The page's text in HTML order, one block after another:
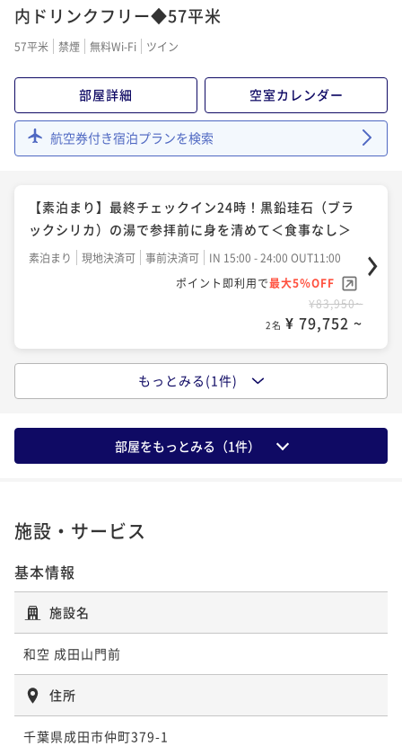
内ドリンクフリー◆57平米
57平米 禁煙 無料Wi-Fi ツイン
部屋詳細 空室カレンダー
航空券付き宿泊プランを検索
【素泊まり】最終チェックイン24時！黒鉛珪石（ブラ
ックシリカ）の湯で参拝前に身を清めて＜食事なし＞
素泊まり 現地決済可 事前決済可
IN 15:00 - 24:00 OUT11:00
ポイント即利用で最大5％OFF
¥83,950~
2名 ¥ 79,752 ~
【朝食のみ】最終チェックイン24時！翌朝は成田山参
現地決済可 事前決済可
IN 15:00 - 24:00 OUT11:00
ポイント即利用で最大5％OFF
もっとみる(1件)
部屋をもっとみる（1件）
施設・サービス
基本情報
施設名
和空 成田山門前
住所
千葉県成田市仲町379-1